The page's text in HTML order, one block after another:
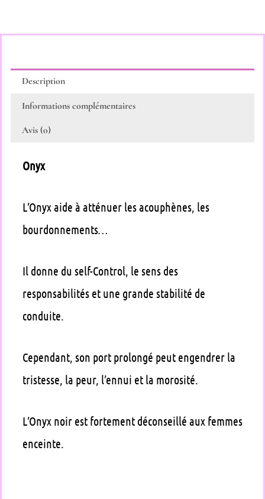
Description
Informations complémentaires
Avis (0)
Onyx
L’Onyx aide à atténuer les acouphènes, les
bourdonnements…
Il donne du self-Control, le sens des
responsabilités et une grande stabilité de
conduite.
Cependant, son port prolongé peut engendrer la
tristesse, la peur, l’ennui et la morosité.
L’Onyx noir est fortement déconseillé aux femmes
enceinte.